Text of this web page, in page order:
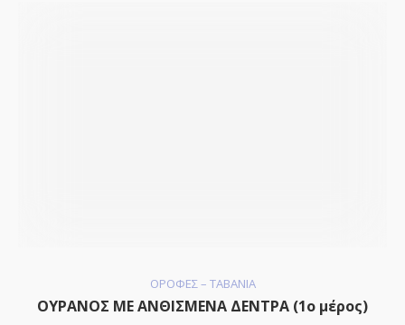
ΟΡΟΦΕΣ – ΤΑΒΑΝΙΑ
ΟΥΡΑΝΟΣ ΜΕ ΑΝΘΙΣΜΕΝΑ ΔΕΝΤΡΑ (1ο μέρος)